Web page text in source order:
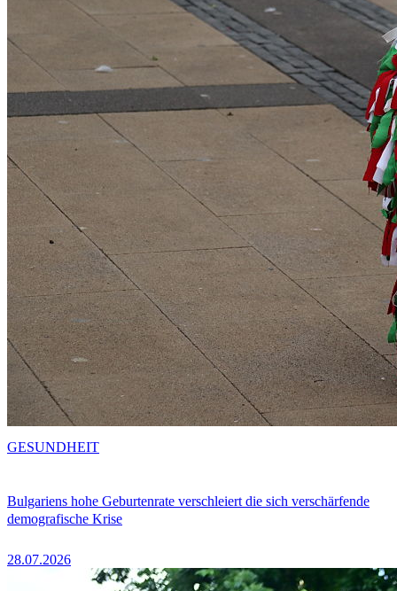
Bulgariens hohe Geburtenrate verschleiert die sich verschärfende
demografische Krise
28.07.2026
GESUNDHEIT